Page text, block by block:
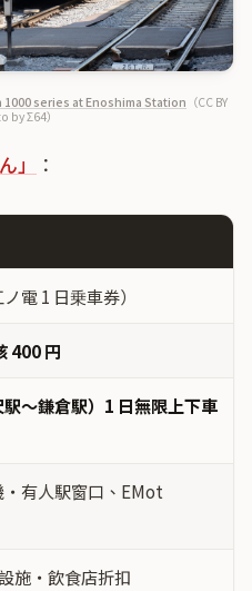
series at Enoshima Station （CC BY
by Σ64）
」 ：
電 1 日乗車券）
400 円
〜鎌倉駅）1 日無限上下車
有人駅窗口、EMot
施・飲食店折扣